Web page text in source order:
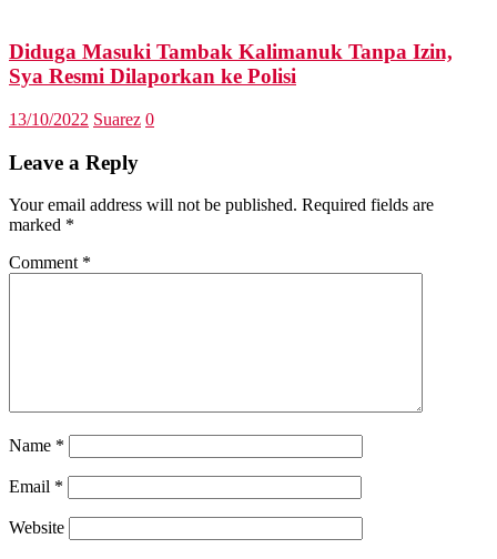
Diduga Masuki Tambak Kalimanuk Tanpa Izin,
Sya Resmi Dilaporkan ke Polisi
13/10/2022 Suarez 0
Leave a Reply
Your email address will not be published. Required fields are
marked *
Comment *
Name *
Email *
Website